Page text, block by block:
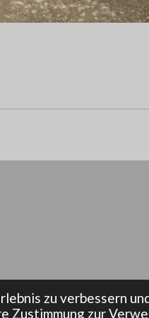
zu verbessern
zur